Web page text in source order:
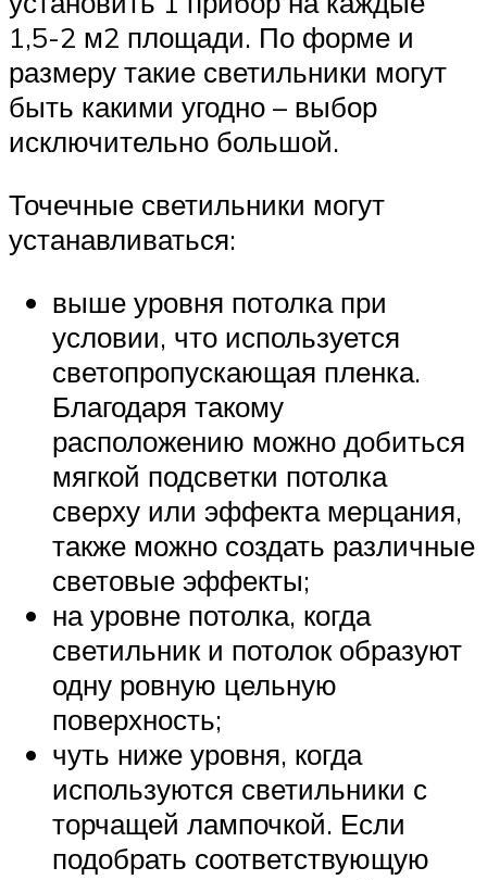
1,5-2 м2 площади. По форме и
размеру такие светильники могут
быть какими угодно – выбор
исключительно большой.
Точечные светильники могут
устанавливаться:
выше уровня потолка при
условии, что используется
светопропускающая пленка.
Благодаря такому
расположению можно добиться
мягкой подсветки потолка
сверху или эффекта мерцания,
также можно создать различные
световые эффекты;
на уровне потолка, когда
светильник и потолок образуют
одну ровную цельную
поверхность;
чуть ниже уровня, когда
используются светильники с
торчащей лампочкой. Если
подобрать соответствующую